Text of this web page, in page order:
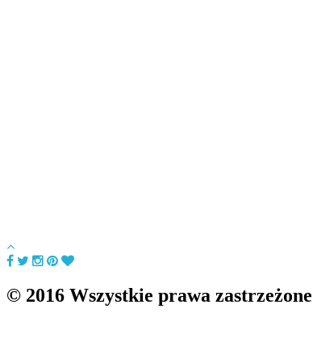
© 2016 Wszystkie prawa zastrzeżone